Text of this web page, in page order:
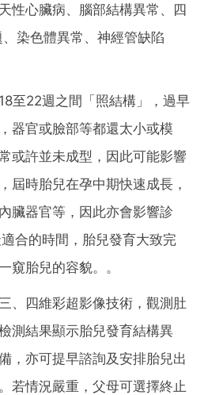
性心臟病、腦部結構異常、四
染色體異常、神經管缺陷
至22週之間「照結構」，過早
器官或臉部等都還太小或模
或許並未成型，因此可能影響
屆時胎兒在孕中期快速成長，
臟器官等，因此亦會影響診
合的時間，胎兒發育大致完
窺胎兒的容貌。。
、四維彩超影像技術，觀測肚
測結果顯示胎兒發育結構異
，亦可提早諮詢及安排胎兒出
若情況嚴重，父母可選擇終止